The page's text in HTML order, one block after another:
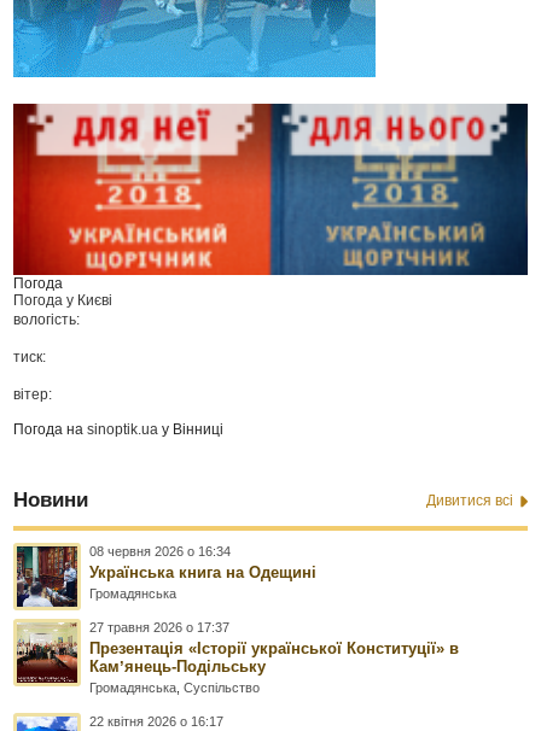
Погода
Погода у Києві
вологість:
тиск:
вітер:
Погода наsinoptik.ua у Вінниці
Новини Дивитися всі
08 червня 2026 о 16:34
Українська книга на Одещині
Громадянська
27 травня 2026 о 17:37
Презентація «Історії української Конституції» в
Камʼянець-Подільську
Громадянська ,Суспільство
22 квітня 2026 о 16:17